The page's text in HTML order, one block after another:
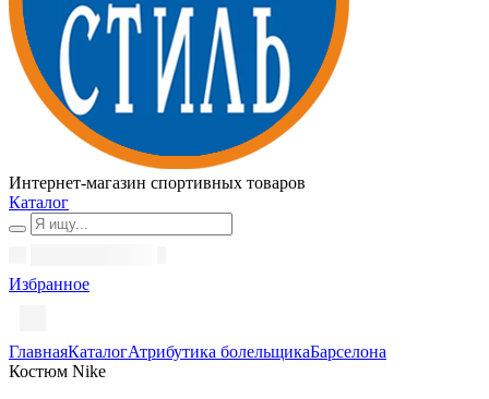
Интернет-магазин спортивных товаров
Каталог
Избранное
ГлавнаяКаталогАтрибутика болельщикаБарселона
Костюм Nike